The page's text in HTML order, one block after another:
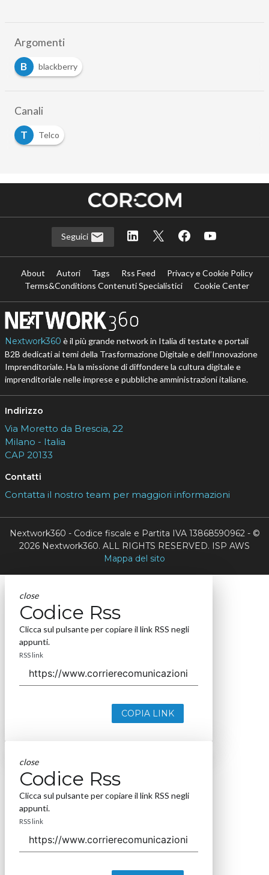
Argomenti
B
blackberry
Canali
T
Telco
Seguici
About Autori Tags Rss Feed
Privacy e Cookie Policy
Terms&Conditions Contenuti Specialistici
Cookie Center
Nextwork360 è il più grande network in Italia di testate e portali
B2B dedicati ai temi della Trasformazione Digitale e dell’Innovazione
Imprenditoriale. Ha la missione di diffondere la cultura digitale e
imprenditoriale nelle imprese e pubbliche amministrazioni italiane.
Indirizzo
Via Moretto da Brescia, 22
Milano - Italia
CAP 20133
Contatti
Contatta il nostro team per maggiori informazioni
Nextwork360 - Codice fiscale e Partita IVA 13868590962 - ©
2026 Nextwork360. ALL RIGHTS RESERVED. ISP AWS
Mappa del sito
close
Codice Rss
Clicca sul pulsante per copiare il link RSS negli
appunti.
RSS link
COPIA LINK
close
Codice Rss
Clicca sul pulsante per copiare il link RSS negli
appunti.
RSS link